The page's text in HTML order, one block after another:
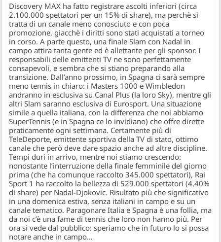
Discovery MAX ha fatto registrare ascolti inferiori (circa
2.100.000 spettatori per un 15% di share), ma perchè si
tratta di un canale meno conosciuto e con poca
promozione, giacchè i diritti sono stati acquistati a torneo
in corso. A parte questo, una finale Slam con Nadal in
campo attira tanta gente ed è allettante per gli sponsor. I
responsabili delle emittenti TV ne sono perfettamente
consapevoli, e sembra che si stiano preparando alla
transizione. Dall’anno prossimo, in Spagna ci sarà sempre
meno tennis in chiaro: i Masters 1000 e Wimbledon
andranno in esclusiva su Canal Plus (la loro Sky), mentre gli
altri Slam saranno esclusiva di Eurosport. Una situazione
simile a quella italiana, con la differenza che noi abbiamo
SuperTennis (e in Spagna ce lo invidiano) che offre dirette
praticamente ogni settimana. Certamente più di
TeleDeporte, emittente sportiva della TV di stato, ottimo
canale che però deve dare spazio anche ad altre discipline.
Tempi duri in arrivo, mentre noi stiamo crescendo:
nonostante l’interruzione della finale femminile del giorno
prima (che ha comunque raccolto 345.000 spettatori), Rai
Sport 1 ha raccolto la bellezza di 529.000 spettatori (4,40%
di share) per Nadal-Djokovic. Risultato più che significativo
in una domenica estiva, senza italiani in campo e su un
canale tematico. Paragonare Italia e Spagna è una follia, ma
da noi c’è una fame di tennis che loro non hanno più. Per
ora si vede dal pubblico: speriamo che in futuro lo si possa
notare anche in campo…